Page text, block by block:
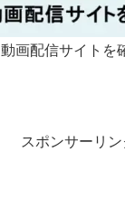
動画配信サイトを
スポンサーリン